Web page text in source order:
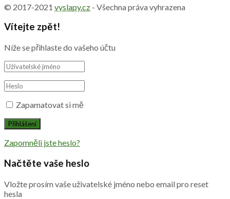
© 2017-2021 vyslapy.cz - Všechna práva vyhrazena
Vítejte zpět!
Níže se přihlaste do vašeho účtu
Zapamatovat si mě
Zapomněli jste heslo?
Načtěte vaše heslo
Vložte prosím vaše uživatelské jméno nebo email pro reset
hesla